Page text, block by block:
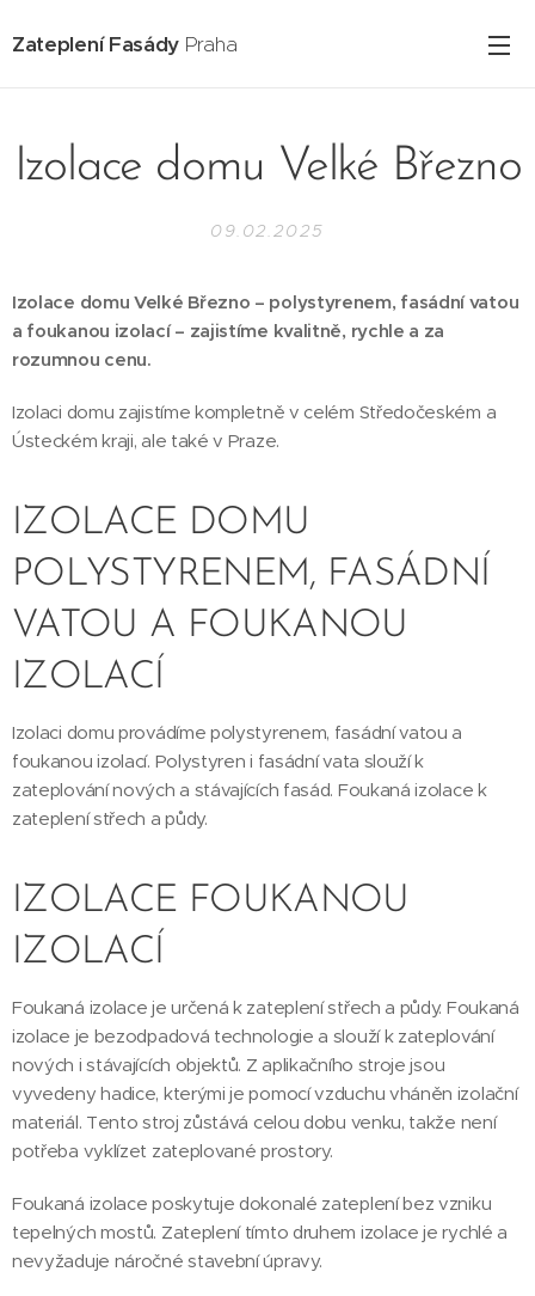
Zateplení Fasády Praha
Izolace domu Velké Březno
09.02.2025
Izolace domu Velké Březno – polystyrenem, fasádní vatou
a foukanou izolací – zajistíme kvalitně, rychle a za
rozumnou cenu.
Izolaci domu zajistíme kompletně v celém Středočeském a
Ústeckém kraji, ale také v Praze.
IZOLACE DOMU
POLYSTYRENEM, FASÁDNÍ
VATOU A FOUKANOU
IZOLACÍ
Izolaci domu provádíme polystyrenem, fasádní vatou a
foukanou izolací. Polystyren i fasádní vata slouží k
zateplování nových a stávajících fasád. Foukaná izolace k
zateplení střech a půdy.
IZOLACE FOUKANOU
IZOLACÍ
Foukaná izolace je určená k zateplení střech a půdy. Foukaná
izolace je bezodpadová technologie a slouží k zateplování
nových i stávajících objektů. Z aplikačního stroje jsou
vyvedeny hadice, kterými je pomocí vzduchu vháněn izolační
materiál. Tento stroj zůstává celou dobu venku, takže není
potřeba vyklízet zateplované prostory.
Foukaná izolace poskytuje dokonalé zateplení bez vzniku
tepelných mostů. Zateplení tímto druhem izolace je rychlé a
nevyžaduje náročné stavební úpravy.